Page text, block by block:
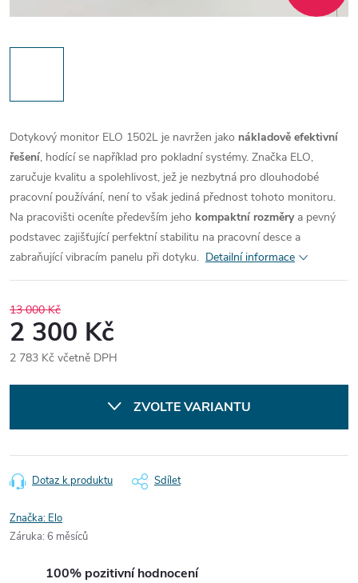
Dotykový monitor ELO 1502L je navržen jako nákladově efektivní
řešení, hodící se například pro pokladní systémy. Značka ELO,
zaručuje kvalitu a spolehlivost, jež je nezbytná pro dlouhodobé
pracovní používání, není to však jediná přednost tohoto monitoru.
Na pracovišti oceníte především jeho kompaktní rozměrya pevný
podstavec zajišťující perfektní stabilitu na pracovní desce a
zabraňující vibracím panelu při dotyku. Detailní informace
13 000 Kč
2 300 Kč
2 783 Kč včetně DPH
ZVOLTE VARIANTU
Dotaz k produktu Sdílet
Značka: Elo
Záruka: 6 měsíců
100% pozitivní hodnocení